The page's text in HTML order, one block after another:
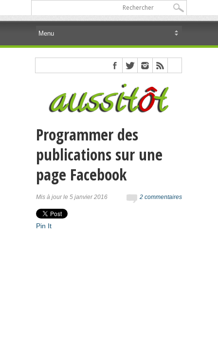
Programmer des
publications sur une
page Facebook
2 commentaires
Mis à jour le 5 janvier 2016
Pin It